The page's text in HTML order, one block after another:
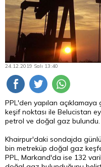
24.12.2019 Salı 13:40
PPL'den yapılan
keşif noktası ile Belucistan
petrol ve doğal gaz bulundu.
Khairpur'daki sondajda
bin metreküp doğal gaz
PPL, Markand'da ise 132